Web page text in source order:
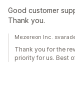
Good customer
Thank you.
Mezereon Inc.
Thank you for the
priority for us. Best